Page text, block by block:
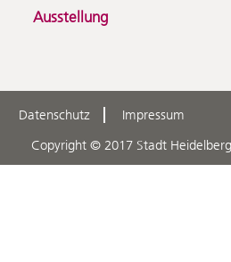
Ausstellung
Datenschutz
Impressum
Copyright © 2017 Stadt